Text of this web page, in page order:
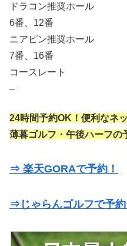
ドラコン推奨ホール
6番、12番
ニアピン推奨ホール
7番、16番
コースレート
–
24時間予約OK！便利なネ
薄暮ゴルフ・午後ハーフの
⇒ 楽天GORAで予約！
⇒じゃらんゴルフで予約